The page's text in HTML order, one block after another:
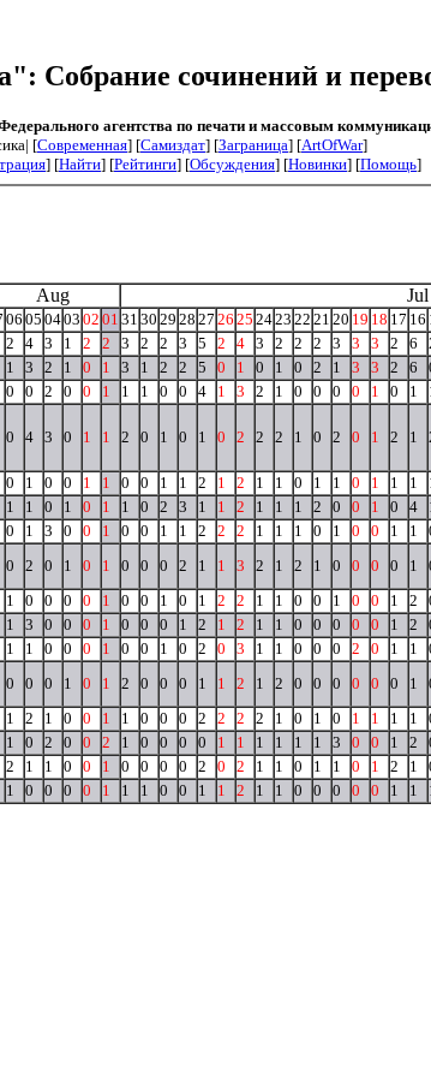
Собрание сочинений и
агентства по печати и массовым
[Современная] [Самиздат] [Заграница] [ArtOfWar]
] [Найти] [Рейтинги] [Обсуждения] [Новинки] [Помощь]
Aug Jul
06 05 0403 02 01 31 30 29 28 27 26 25 2423 22 21 20 19 18 17 16
2 4 3 1 2 2 3 2 2 3 5 2 4 3 2 2 2 3 3 3 2 6
1 3 2 1 0 1 3 1 2 2 5 0 1 0 1 0 2 1 3 3 2 6
0 0 2 0 0 1 1 1 0 0 4 1 3 2 1 0 0 0 0 1 0 1
0 4 3 0 1 1 2 0 1 0 1 0 2 2 2 1 0 2 0 1 2 1
0 1 0 0 1 1 0 0 1 1 2 1 2 1 1 0 1 1 0 1 1 1
1 1 0 1 0 1 1 0 2 3 1 1 2 1 1 1 2 0 0 1 0 4
0 1 3 0 0 1 0 0 1 1 2 2 2 1 1 1 0 1 0 0 1 1
0 2 0 1 0 1 0 0 0 2 1 1 3 2 1 2 1 0 0 0 0 1
1 0 0 0 0 1 0 0 1 0 1 2 2 1 1 0 0 1 0 0 1 2
1 3 0 0 0 1 0 0 0 1 2 1 2 1 1 0 0 0 0 0 1 2
1 1 0 0 0 1 0 0 1 0 2 0 3 1 1 0 0 0 2 0 1 1
0 0 0 1 0 1 2 0 0 0 1 1 2 1 2 0 0 0 0 0 0 1
1 2 1 0 0 1 1 0 0 0 2 2 2 2 1 0 1 0 1 1 1 1
1 0 2 0 0 2 1 0 0 0 0 1 1 1 1 1 1 3 0 0 1 2
2 1 1 0 0 1 0 0 0 0 2 0 2 1 1 0 1 1 0 1 2 1
1 0 0 0 0 1 1 1 0 0 1 1 2 1 1 0 0 0 0 0 1 1